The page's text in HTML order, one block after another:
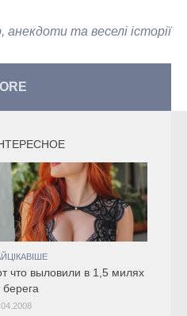
та веселі історії
что выловили в 1,5 милях
берега